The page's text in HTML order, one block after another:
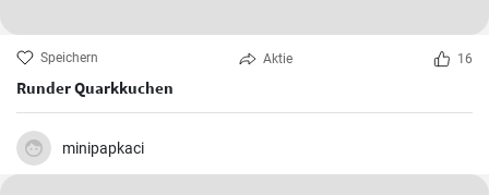
Speichern Aktie 16
Runder Quarkkuchen
minipapkaci